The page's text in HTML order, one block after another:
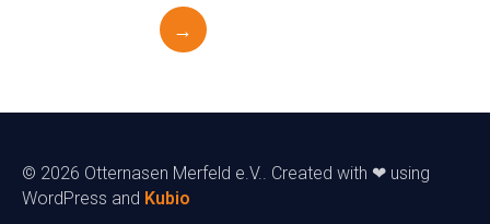
→
© 2026 Otternasen Merfeld e.V.. Created with ❤ using
WordPress and Kubio